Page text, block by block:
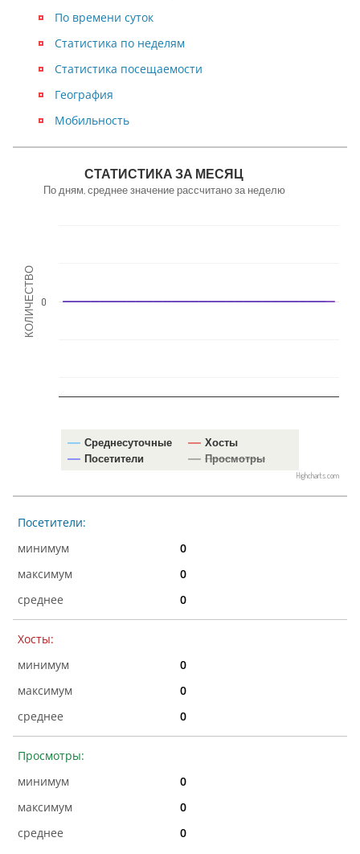
Статистика посещаемости
География
По времени суток
Мобильность
Статистика по неделям
КОЛИЧЕСТВО
СТАТИСТИКА ЗА МЕСЯЦ
По дням, среднее значение рассчитано за неделю
Среднесуточные
Хосты
Посетители
Просмотры
0
Highcharts.com
Посетители:
0
0
0
Хосты:
0
0
0
Просмотры:
0
0
0